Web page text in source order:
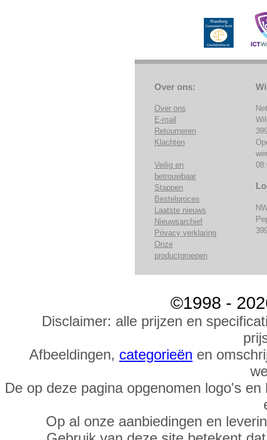
Over ons:
Over ons
E-mail
Retourneren
Klachten
Veilig en
betrouwbaar
Stappen
Bestelproces
Laatste nieuws
Nieuwsarchief
Privacy verklaring
Onze
productgroepen
©1998 -
Disclaimer: alle prijzen en
Afbeeldingen, categorieën en
De op deze pagina opgenomen logo's
Op al onze aanbiedingen en